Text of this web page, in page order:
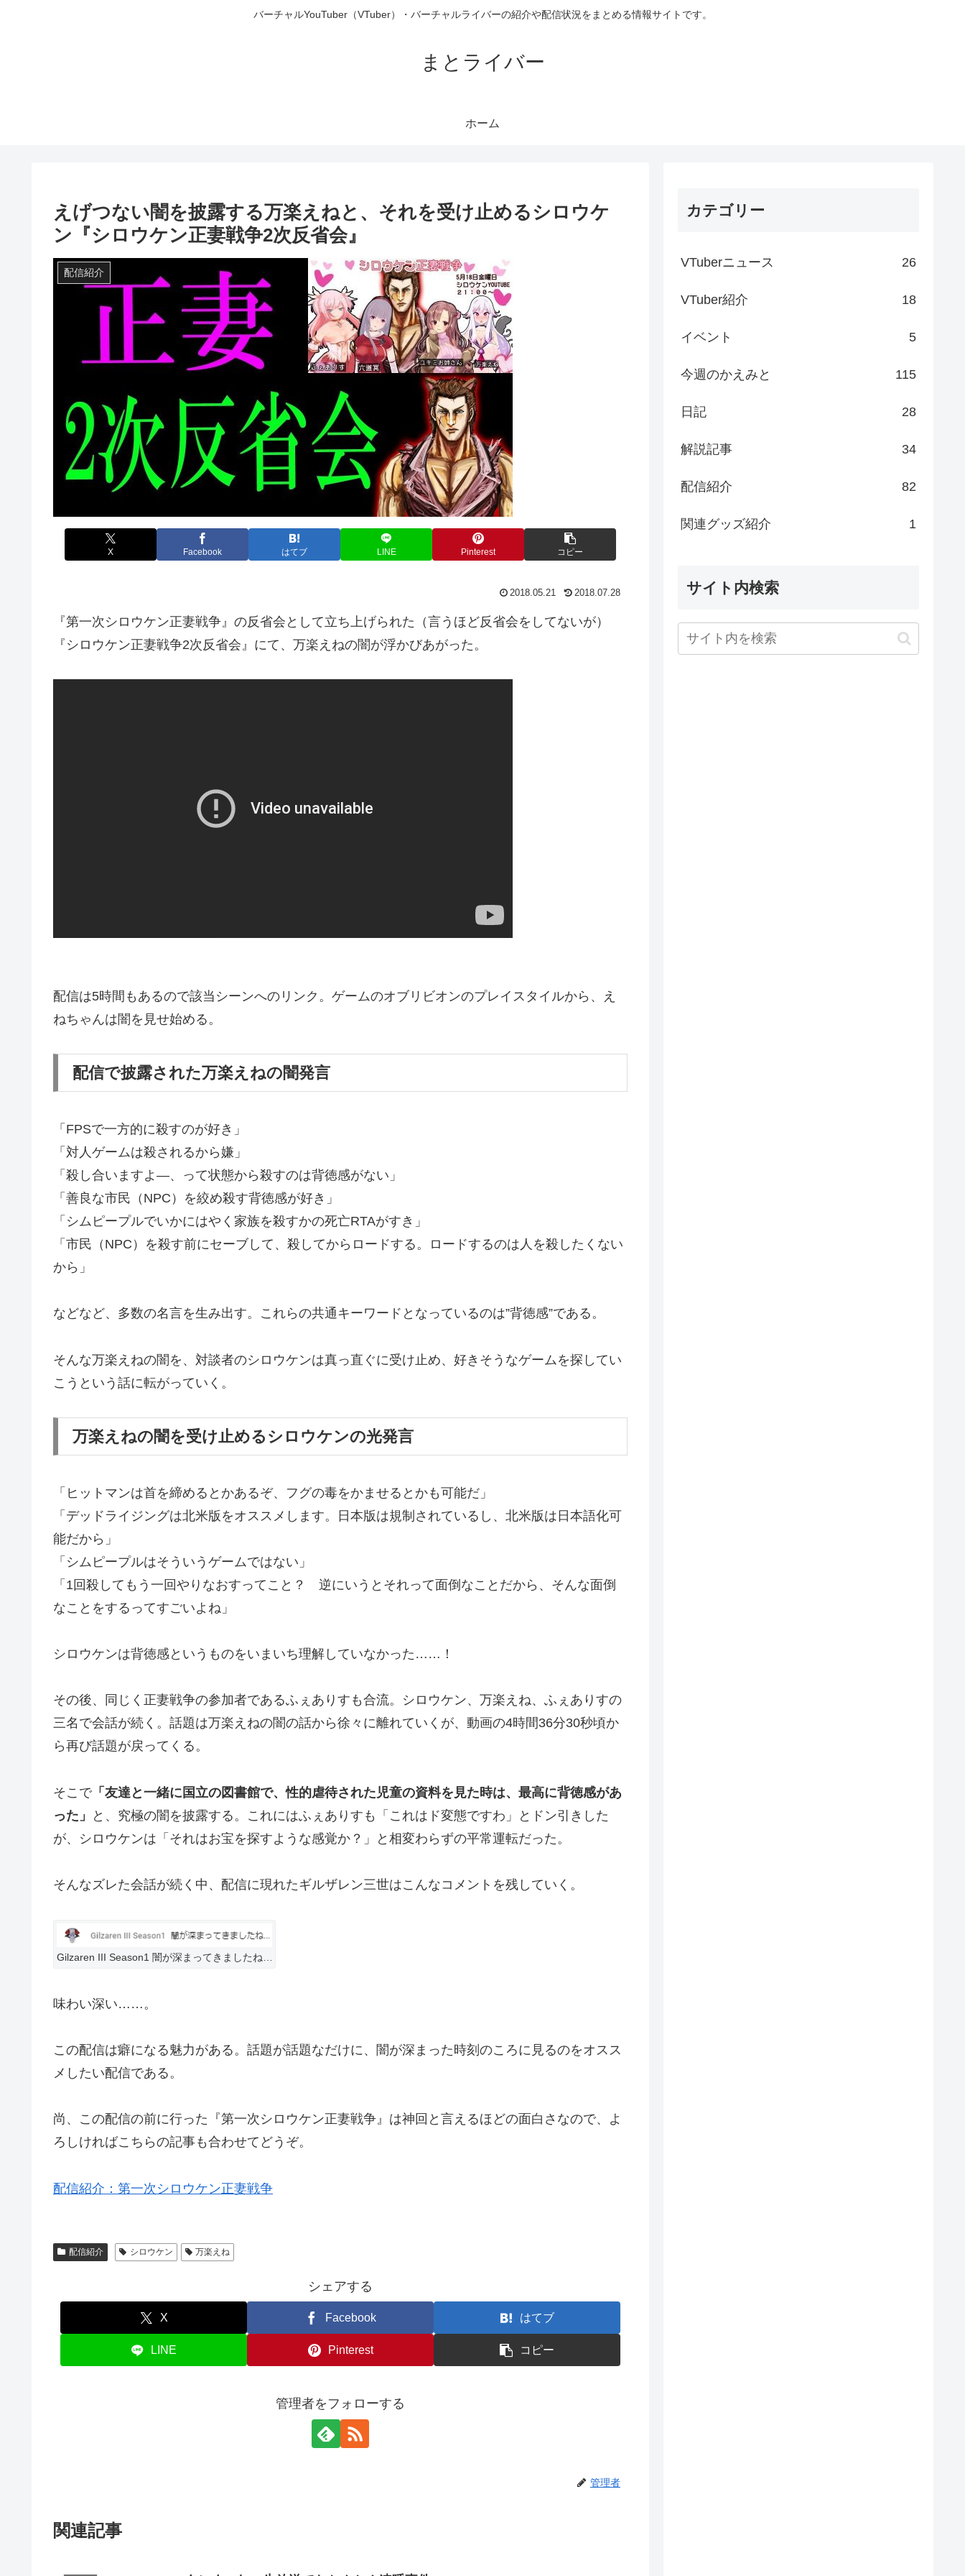
バーチャルYouTuber（VTuber）・バーチャルライバーの紹介や配信状況をまとめる情報サイトです。
まとライバー
ホーム
えげつない闇を披露する万楽えねと、それを受け止めるシロウケ
ン『シロウケン正妻戦争2次反省会』
配信紹介
X Facebook はてブ LINE Pinterest コピー
2018.05.21 2018.07.28
『第一次シロウケン正妻戦争』の反省会として立ち上げられた（言うほど反省会をしてないが）
『シロウケン正妻戦争2次反省会』にて、万楽えねの闇が浮かびあがった。
配信は5時間もあるので該当シーンへのリンク。ゲームのオブリビオンのプレイスタイルから、え
ねちゃんは闇を見せ始める。
配信で披露された万楽えねの闇発言
「FPSで一方的に殺すのが好き」
「対人ゲームは殺されるから嫌」
「殺し合いますよ―、って状態から殺すのは背徳感がない」
「善良な市民（NPC）を絞め殺す背徳感が好き」
「シムピープルでいかにはやく家族を殺すかの死亡RTAがすき」
「市民（NPC）を殺す前にセーブして、殺してからロードする。ロードするのは人を殺したくない
から」
などなど、多数の名言を生み出す。これらの共通キーワードとなっているのは”背徳感”である。
そんな万楽えねの闇を、対談者のシロウケンは真っ直ぐに受け止め、好きそうなゲームを探してい
こうという話に転がっていく。
万楽えねの闇を受け止めるシロウケンの光発言
「ヒットマンは首を締めるとかあるぞ、フグの毒をかませるとかも可能だ」
「デッドライジングは北米版をオススメします。日本版は規制されているし、北米版は日本語化可
能だから」
「シムピープルはそういうゲームではない」
「1回殺してもう一回やりなおすってこと？ 逆にいうとそれって面倒なことだから、そんな面倒
なことをするってすごいよね」
シロウケンは背徳感というものをいまいち理解していなかった……！
その後、同じく正妻戦争の参加者であるふぇありすも合流。シロウケン、万楽えね、ふぇありすの
三名で会話が続く。話題は万楽えねの闇の話から徐々に離れていくが、動画の4時間36分30秒頃か
ら再び話題が戻ってくる。
そこで「友達と一緒に国立の図書館で、性的虐待された児童の資料を見た時は、最高に背徳感があ
った」
と、究極の闇を披露する。これにはふぇありすも「これはド変態ですわ」とドン引きした
が、シロウケンは「それはお宝を探すような感覚か？」と相変わらずの平常運転だった。
そんなズレた会話が続く中、配信に現れたギルザレン三世はこんなコメントを残していく。
Gilzaren III Season1 闇が深まってきましたね…
味わい深い……。
この配信は癖になる魅力がある。話題が話題なだけに、闇が深まった時刻のころに見るのをオスス
メしたい配信である。
尚、この配信の前に行った『第一次シロウケン正妻戦争』は神回と言えるほどの面白さなので、よ
ろしければこちらの記事も合わせてどうぞ。
配信紹介：第一次シロウケン正妻戦争
配信紹介 シロウケン 万楽えね
シェアする
X Facebook はてブ
LINE Pinterest コピー
管理者をフォローする
管理者
関連記事
カテゴリー
VTuberニュース 26
VTuber紹介 18
イベント 5
今週のかえみと 115
日記 28
解説記事 34
配信紹介 82
関連グッズ紹介 1
サイト内検索